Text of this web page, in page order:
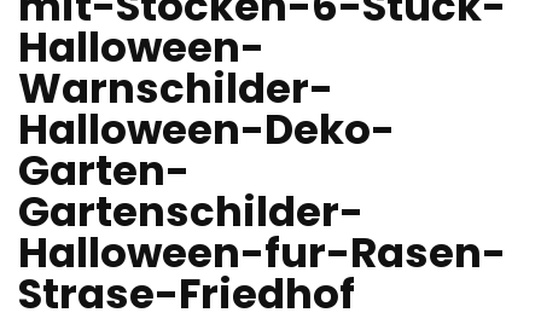
Halloween-
Warnschilder-
Halloween-Deko-
Garten-
Gartenschilder-
Halloween-fur-Rasen-
Strase-Friedhof